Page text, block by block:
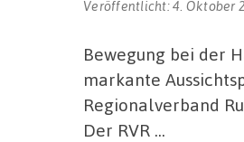
Veröffentlicht:4. Oktober
Bewegung bei der
markante
Regionalverband
Der RVR …